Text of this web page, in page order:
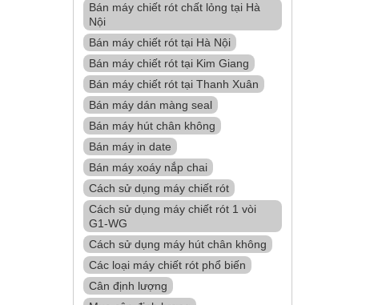
Bán máy chiết rót chất lỏng tại Hà
Nội
Bán máy chiết rót tại Hà Nội
Bán máy chiết rót tại Kim Giang
Bán máy chiết rót tại Thanh Xuân
Bán máy dán màng seal
Bán máy hút chân không
Bán máy in date
Bán máy xoáy nắp chai
Cách sử dụng máy chiết rót
Cách sử dụng máy chiết rót 1 vòi
G1-WG
Cách sử dụng máy hút chân không
Các loại máy chiết rót phổ biến
Cân định lượng